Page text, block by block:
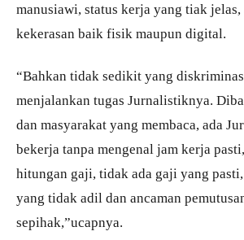
manusiawi, status kerja yang tiak jelas,
kekerasan baik fisik maupun digital.
“Bahkan tidak sedikit yang
menjalankan tugas Jurnalistiknya.
dan masyarakat yang membaca, ada
bekerja tanpa mengenal jam kerja
hitungan gaji, tidak ada gaji yang
yang tidak adil dan ancaman
sepihak,”ucapnya.